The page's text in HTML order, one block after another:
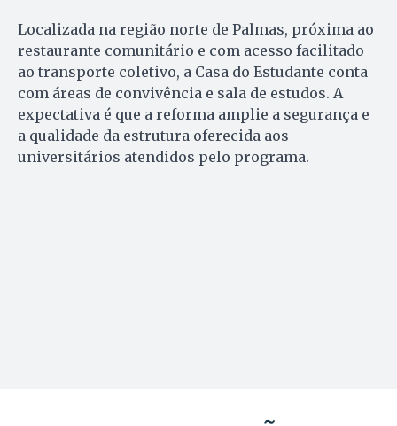
Localizada na região norte de Palmas, próxima ao
restaurante comunitário e com acesso facilitado
ao transporte coletivo, a Casa do Estudante conta
com áreas de convivência e sala de estudos. A
expectativa é que a reforma amplie a segurança e
a qualidade da estrutura oferecida aos
universitários atendidos pelo programa.